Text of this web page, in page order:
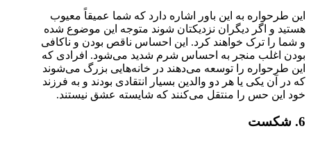
این طرحواره به این باور اشاره دارد که شما عمیقاً معیوب
هستید و اگر دیگران نزدیکتان شوند متوجه این موضوع شده
و شما را ترک خواهند کرد. این احساس ناقص بودن و ناکافی
بودن اغلب منجر به احساس شرم شدید می‌شود. افرادی که
این طرحواره را توسعه می‌دهند در خانه‌هایی بزرگ می‌شوند
که در آن یکی یا هر دو والدین بسیار انتقادی بودند و به فرزند
خود این حس را منتقل می‌کنند که شایسته عشق نیستند.
6. شکست